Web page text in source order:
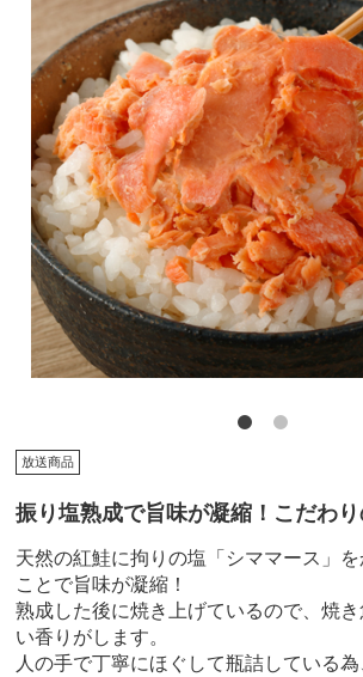
放送商品
振り塩熟成で旨味が凝縮！こだわ
天然の紅鮭に拘りの塩「シママース」
ことで旨味が凝縮！
熟成した後に焼き上げているので、焼
い香りがします。
人の手で丁寧にほぐして瓶詰している